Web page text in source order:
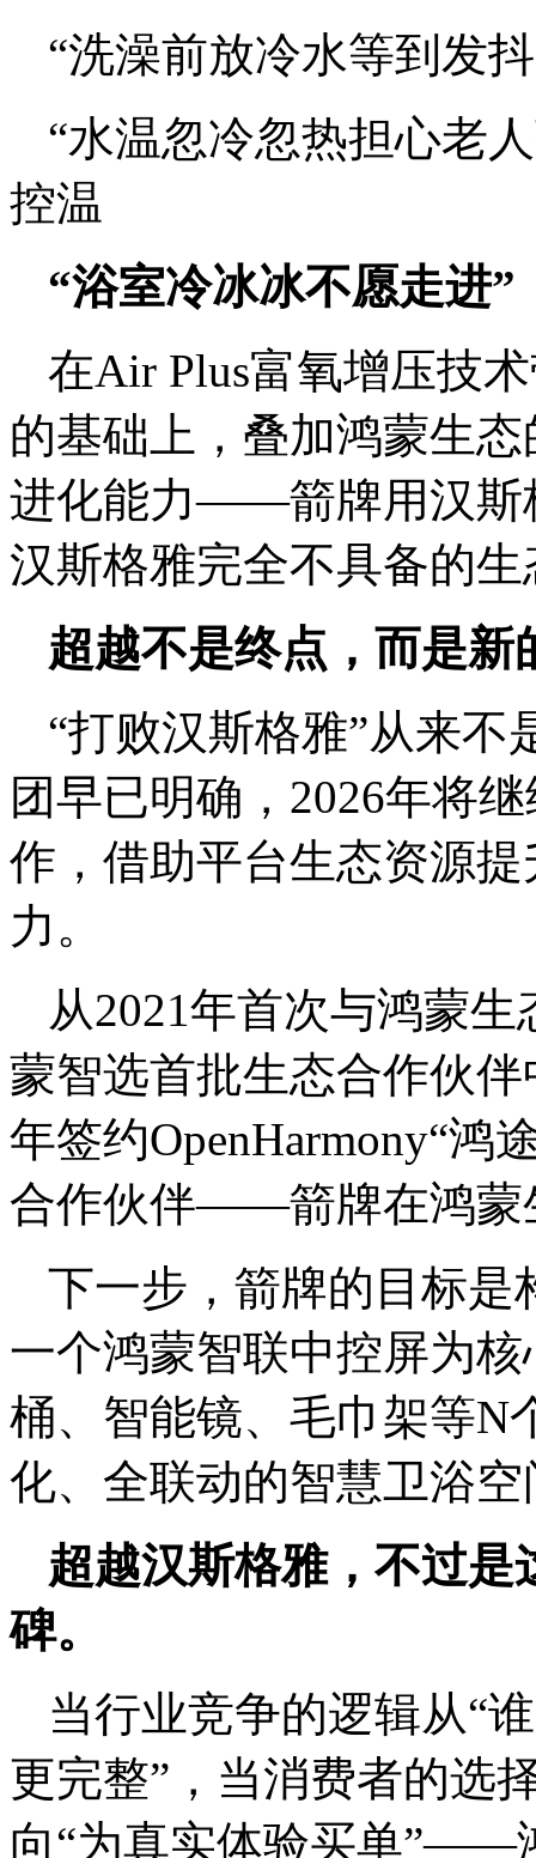
“洗澡前放冷水等到发
“水温忽冷忽热担心老
控温
“浴室冷冰冰不愿走进
在Air Plus富氧增压技
的基础上，叠加鸿蒙生
进化能力——箭牌用汉斯
汉斯格雅完全不具备的
超越不是终点，而是新
“打败汉斯格雅”从来
团早已明确，2026年将
作，借助平台生态资源
力。
从2021年首次与鸿蒙
蒙智选首批生态合作伙
年签约OpenHarmony“鸿
合作伙伴——箭牌在鸿蒙
下一步，箭牌的目标
一个鸿蒙智联中控屏为
桶、智能镜、毛巾架等N
化、全联动的智慧卫浴空
超越汉斯格雅，不过
碑。
当行业竞争的逻辑从“
更完整”，当消费者的选
向“为真实体验买单”——